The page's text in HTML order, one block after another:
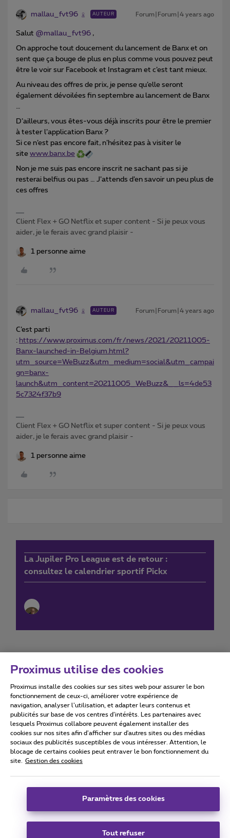
mallau_fvt96 AUTEUR Forum|Forum|4 years ago
Salut @mallau_fvt96 ,
On approche tout doucement du lancement de Banx et on
sent que ça bouge de plus en plus comme vous pouvez peut
être le voir sur Facebook et Instagram et c’est tant mieux.
Au niveau des offres de prix, je pense qu’elle seront
également dévoilées fin septembre au lancement de Banx
…
D’ailleurs, vous êtes-vous déjà inscrits pour être le premier
à tester l’application Banx ?
Si ce n’est pas encore fait, n’hésitez pas à visiter le
site www.banx.be
Non je me suis pas encore inscrit ne sachant pas si je
resterai belfius ou pas … J’attends d’en savoir un peu plus de
ces offres
Client Flex + GO Netflix et super content - Si je peux vous
aider, je le ferais avec grand plaisir -
1 personne aime
mallau_fvt96 AUTEUR Forum|Forum|4 years ago
C’est parti
: https://www.proximus.com/fr/news/2021/20211005-
Banx-launched-in-Belgium.html?
utm_source=WeBuzz&utm_medium=social&utm_campai
gn=banx-
launch&utm_content=20211005_WeBuzz&__ls=4de53
5c7324f37b9
Client Flex + GO Netflix et super content - Si je peux vous
aider, je le ferais avec grand plaisir -
1 personne aime
La Jupiler Pro League est de retour :
consultez le calendrier sportif Pickx
Conditions d'utilisation Accessibility statement
Tous droits réservés. © 2026
Conditions générales, info consommateur
Coordonnées de l’entreprise
Boulevard du Roi Albert II 27 - B-1030 Bruxelles.
Proximus utilise des cookies
Proximus installe des cookies sur ses sites web pour assurer le bon
fonctionnement de ceux-ci, améliorer votre expérience de
navigation, analyser l’utilisation, et adapter leurs contenus et
publicités sur base de vos centres d’intérêts. Les partenaires avec
lesquels Proximus collabore peuvent également installer des
cookies sur nos sites afin d’afficher sur d'autres sites ou des médias
sociaux des publicités susceptibles de vous intéresser. Attention, le
blocage de certains cookies peut entraver le bon fonctionnement du
site.
Gestion des cookies
Paramètres des cookies
Tout refuser